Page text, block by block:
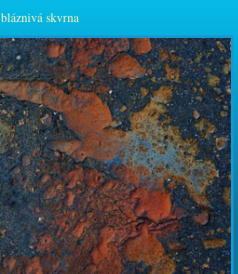
bláznivá skvrna